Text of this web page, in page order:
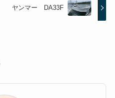
ヤンマー DA33F